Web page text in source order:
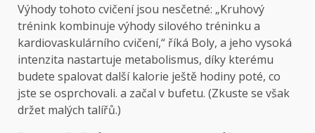
Výhody tohoto cvičení jsou nesčetné: „Kruhový
trénink kombinuje výhody silového tréninku a
kardiovaskulárního cvičení,“ říká Boly, a jeho vysoká
intenzita nastartuje metabolismus, díky kterému
budete spalovat další kalorie ještě hodiny poté, co
jste se osprchovali. a začal v bufetu. (Zkuste se však
držet malých talířů.)